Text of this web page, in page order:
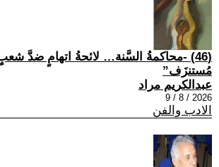
(46) -محاكمةُ السَّنة… لائحةُ اتهامٍ ضدَّ
مُستنزَف”
عبدالكريم مراد
2026 / 8 / 9
الادب والفن